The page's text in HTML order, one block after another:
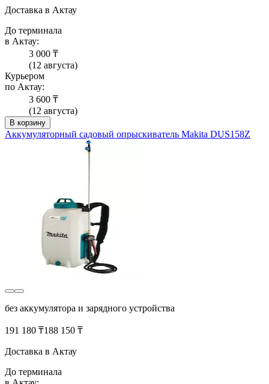
Доставка в Актау
До терминала
в Актау:
3 000 ₸
(12 августа)
Курьером
по Актау:
3 600 ₸
(12 августа)
В корзину
Аккумуляторный садовый опрыскиватель Makita DUS158Z
без аккумулятора и зарядного устройства
191 180 ₸188 150 ₸
Доставка в Актау
До терминала